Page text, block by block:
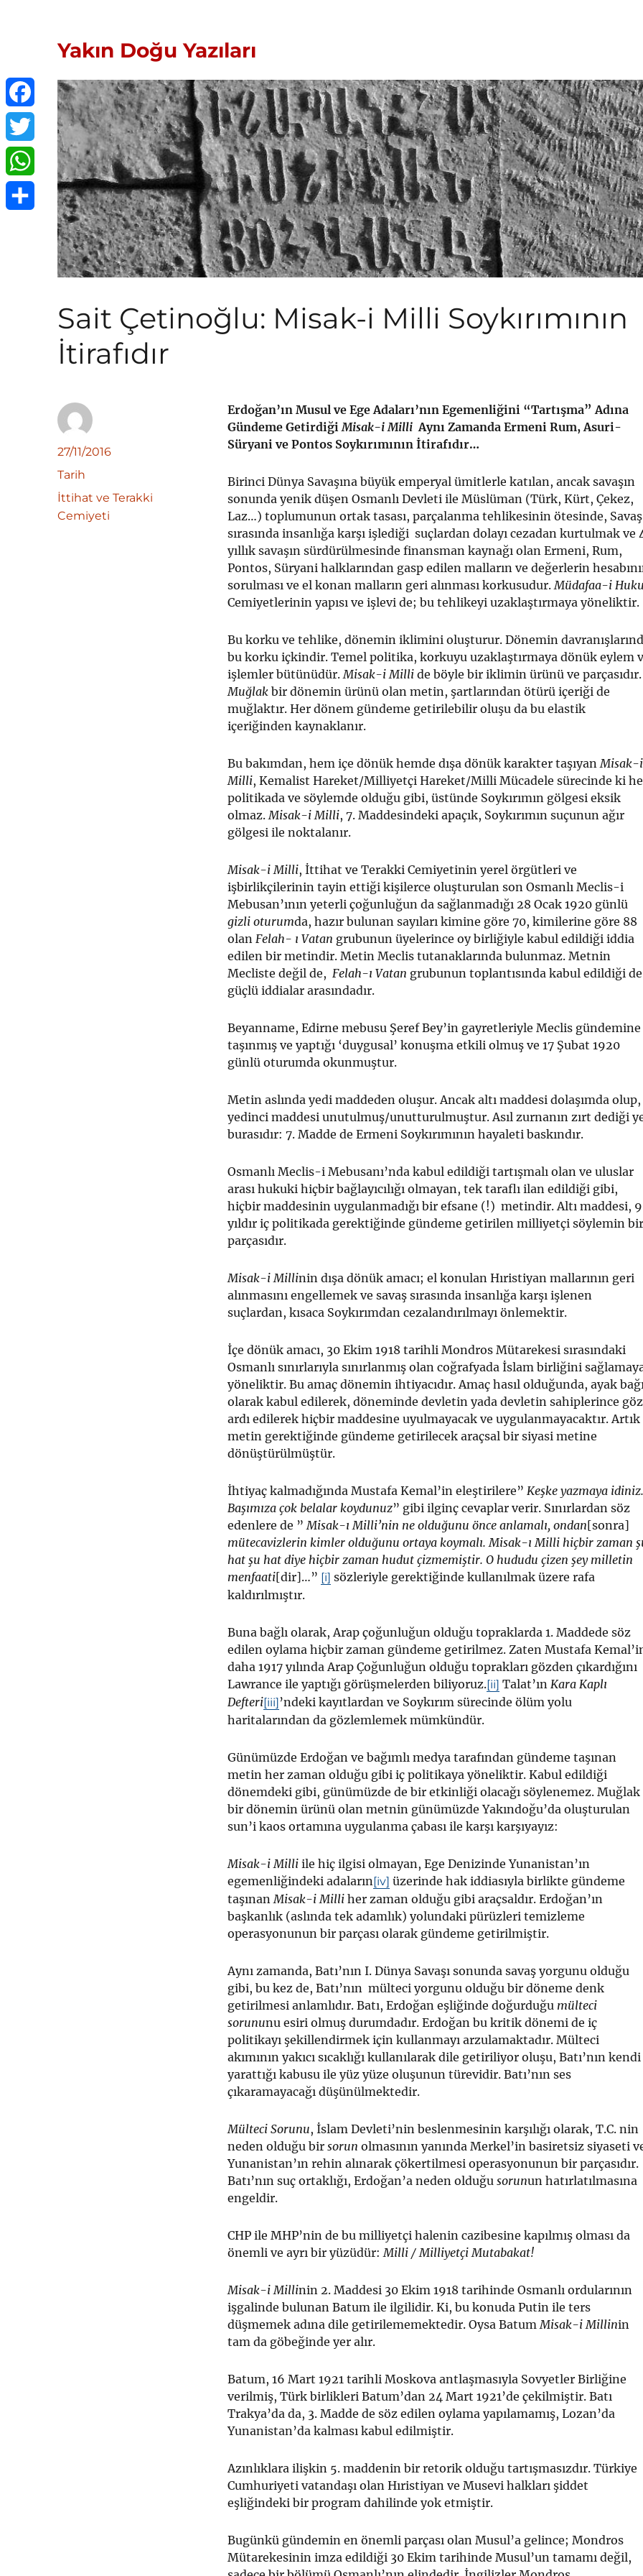
Yakın Doğu Yazıları
Sait Çetinoğlu: Misak-i Milli Soykırımının
İtirafıdır
Erdoğan’ın Musul ve Ege Adaları’nın Egemenliğini “Tartışma” Adına
Gündeme Getirdiği Misak-i MilliAynı Zamanda Ermeni Rum, Asuri-
Süryani ve Pontos Soykırımının İtirafıdır…
Birinci Dünya Savaşına büyük emperyal ümitlerle katılan, ancak savaşın
sonunda yenik düşen Osmanlı Devleti ile Müslüman (Türk, Kürt, Çekez,
Laz…) toplumunun ortak tasası, parçalanma tehlikesinin ötesinde, Savaş
sırasında insanlığa karşı işlediği suçlardan dolayı cezadan kurtulmak ve
yıllık savaşın sürdürülmesinde finansman kaynağı olan Ermeni, Rum,
Pontos, Süryani halklarından gasp edilen malların ve değerlerin
sorulması ve el konan malların geri alınması korkusudur. Müdafaa-i
Cemiyetlerinin yapısı ve işlevi de; bu tehlikeyi uzaklaştırmaya yöneliktir.
Bu korku ve tehlike, dönemin iklimini oluşturur. Dönemin
bu korku içkindir. Temel politika, korkuyu uzaklaştırmaya dönük eylem
işlemler bütünüdür. Misak-i Millide böyle bir iklimin ürünü ve parçasıdır.
Muğlak bir dönemin ürünü olan metin, şartlarından ötürü içeriği de
muğlaktır. Her dönem gündeme getirilebilir oluşu da bu elastik
içeriğinden kaynaklanır.
Bu bakımdan, hem içe dönük hemde dışa dönük karakter taşıyan Misak-i
Milli, Kemalist Hareket/Milliyetçi Hareket/Milli Mücadele sürecinde ki
politikada ve söylemde olduğu gibi, üstünde Soykırımın gölgesi eksik
olmaz. Misak-i Milli, 7. Maddesindeki apaçık, Soykırımın suçunun ağır
gölgesi ile noktalanır.
Misak-i Milli, İttihat ve Terakki Cemiyetinin yerel örgütleri ve
işbirlikçilerinin tayin ettiği kişilerce oluşturulan son Osmanlı Meclis-i
Mebusan’ının yeterli çoğunluğun da sağlanmadığı 28 Ocak 1920 günlü
gizli oturumda, hazır bulunan sayıları kimine göre 70, kimilerine göre 88
olan Felah- ı Vatan grubunun üyelerince oy birliğiyle kabul edildiği iddia
edilen bir metindir. Metin Meclis tutanaklarında bulunmaz. Metnin
Mecliste değil de, Felah-ı Vatan grubunun toplantısında kabul edildiği de
güçlü iddialar arasındadır.
Beyanname, Edirne mebusu Şeref Bey’in gayretleriyle Meclis gündemine
taşınmış ve yaptığı ‘duygusal’ konuşma etkili olmuş ve 17 Şubat 1920
günlü oturumda okunmuştur.
Metin aslında yedi maddeden oluşur. Ancak altı maddesi dolaşımda olup,
yedinci maddesi unutulmuş/unutturulmuştur. Asıl zurnanın zırt dediği
burasıdır: 7. Madde de Ermeni Soykırımının hayaleti baskındır.
Osmanlı Meclis-i Mebusanı’nda kabul edildiği tartışmalı olan ve uluslar
arası hukuki hiçbir bağlayıcılığı olmayan, tek taraflı ilan edildiği gibi,
hiçbir maddesinin uygulanmadığı bir efsane (!) metindir. Altı maddesi,
yıldır iç politikada gerektiğinde gündeme getirilen milliyetçi söylemin bir
parçasıdır.
Misak-i Millinin dışa dönük amacı; el konulan Hıristiyan mallarının geri
alınmasını engellemek ve savaş sırasında insanlığa karşı işlenen
suçlardan, kısaca Soykırımdan cezalandırılmayı önlemektir.
İçe dönük amacı, 30 Ekim 1918 tarihli Mondros Mütarekesi sırasındaki
Osmanlı sınırlarıyla sınırlanmış olan coğrafyada İslam birliğini
yöneliktir. Bu amaç dönemin ihtiyacıdır. Amaç hasıl olduğunda, ayak
olarak kabul edilerek, döneminde devletin yada devletin sahiplerince göz
ardı edilerek hiçbir maddesine uyulmayacak ve uygulanmayacaktır. Artık
metin gerektiğinde gündeme getirilecek araçsal bir siyasi metine
dönüştürülmüştür.
İhtiyaç kalmadığında Mustafa Kemal’in eleştirilere” Keşke yazmaya idiniz.
Başımıza çok belalar koydunuz” gibi ilginç cevaplar verir. Sınırlardan söz
edenlere de ” Misak-ı Milli’nin ne olduğunu önce anlamalı, ondan[sonra]
mütecavizlerin kimler olduğunu ortaya koymalı. Misak-ı Milli hiçbir zaman
hat şu hat diye hiçbir zaman hudut çizmemiştir. O hududu çizen şey milletin
menfaati[dir]…” [i] sözleriyle gerektiğinde kullanılmak üzere rafa
kaldırılmıştır.
Buna bağlı olarak, Arap çoğunluğun olduğu topraklarda 1. Maddede söz
edilen oylama hiçbir zaman gündeme getirilmez. Zaten Mustafa
daha 1917 yılında Arap Çoğunluğun olduğu toprakları gözden çıkardığını
Lawrance ile yaptığı görüşmelerden biliyoruz.[ii] Talat’ın Kara Kaplı
Defteri[iii]’ndeki kayıtlardan ve Soykırım sürecinde ölüm yolu
haritalarından da gözlemlemek mümkündür.
Günümüzde Erdoğan ve bağımlı medya tarafından gündeme taşınan
metin her zaman olduğu gibi iç politikaya yöneliktir. Kabul edildiği
dönemdeki gibi, günümüzde de bir etkinliği olacağı söylenemez. Muğlak
bir dönemin ürünü olan metnin günümüzde Yakındoğu’da oluşturulan
sun’i kaos ortamına uygulanma çabası ile karşı karşıyayız:
Misak-i Milliile hiç ilgisi olmayan, Ege Denizinde Yunanistan’ın
egemenliğindeki adaların[iv] üzerinde hak iddiasıyla birlikte gündeme
taşınan Misak-i Milliher zaman olduğu gibi araçsaldır. Erdoğan’ın
başkanlık (aslında tek adamlık) yolundaki pürüzleri temizleme
operasyonunun bir parçası olarak gündeme getirilmiştir.
Aynı zamanda, Batı’nın I. Dünya Savaşı sonunda savaş yorgunu olduğu
gibi, bu kez de, Batı’nın mülteci yorgunu olduğu bir döneme denk
getirilmesi anlamlıdır. Batı, Erdoğan eşliğinde doğurduğu mülteci
sorununu esiri olmuş durumdadır. Erdoğan bu kritik dönemi de iç
politikayı şekillendirmek için kullanmayı arzulamaktadır. Mülteci
akımının yakıcı sıcaklığı kullanılarak dile getiriliyor oluşu, Batı’nın kendi
yarattığı kabusu ile yüz yüze oluşunun türevidir. Batı’nın ses
çıkaramayacağı düşünülmektedir.
Mülteci Sorunu, İslam Devleti’nin beslenmesinin karşılığı olarak, T.C. nin
neden olduğu bir sorun olmasının yanında Merkel’in basiretsiz siyaseti
Yunanistan’ın rehin alınarak çökertilmesi operasyonunun bir parçasıdır.
Batı’nın suç ortaklığı, Erdoğan’a neden olduğu sorunun hatırlatılmasına
engeldir.
CHP ile MHP’nin de bu milliyetçi halenin cazibesine kapılmış olması da
önemli ve ayrı bir yüzüdür: Milli / Milliyetçi Mutabakat!
Misak-i Millinin 2. Maddesi 30 Ekim 1918 tarihinde Osmanlı ordularının
işgalinde bulunan Batum ile ilgilidir. Ki, bu konuda Putin ile ters
düşmemek adına dile getirilememektedir. Oysa Batum Misak-i Millinin
tam da göbeğinde yer alır.
Batum, 16 Mart 1921 tarihli Moskova antlaşmasıyla Sovyetler Birliğine
verilmiş, Türk birlikleri Batum’dan 24 Mart 1921’de çekilmiştir. Batı
Trakya’da da, 3. Madde de söz edilen oylama yapılamamış, Lozan’da
Yunanistan’da kalması kabul edilmiştir.
Azınlıklara ilişkin 5. maddenin bir retorik olduğu tartışmasızdır. Türkiye
Cumhuriyeti vatandaşı olan Hıristiyan ve Musevi halkları şiddet
eşliğindeki bir program dahilinde yok etmiştir.
Bugünkü gündemin en önemli parçası olan Musul’a gelince; Mondros
Mütarekesinin imza edildiği 30 Ekim tarihinde Musul’un tamamı değil,
Yazar
Yayın
27/11/2016
Kategoriler
Tarih
Etiketler
İttihat ve Terakki
Cemiyeti
Facebook
Twitter
WhatsApp